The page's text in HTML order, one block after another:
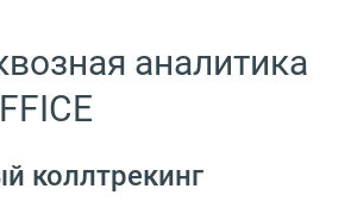
аналитика
коллтрекинг